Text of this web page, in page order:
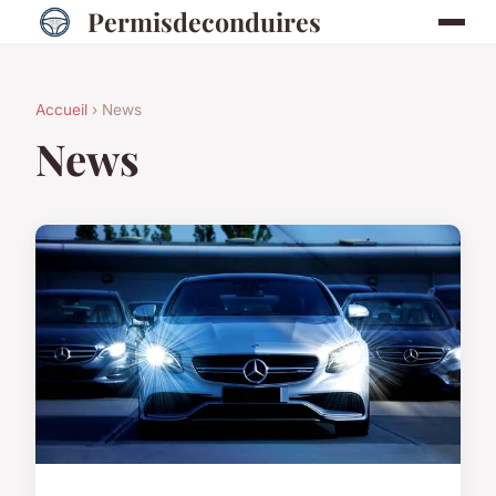
Permisdeconduires
Accueil › News
News